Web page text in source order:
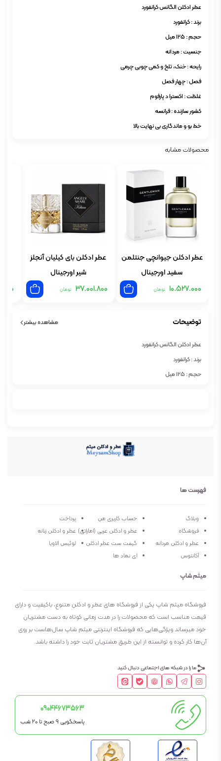
عطر ادکلن الگانس کرانفورد
برند : کرانفورد
حجم : 125 میل
جنسیت : مردانه
رایحه : خنک، تلخ و کمی چوبی چرمی
فصل : چهار فصل
غلظت : اکسترا د پارفوم
کشور سازنده : فرانسه
خط بو و ماندگاری بی نهایت بالا
محصولات مشابه
عطر ادکلن جیوانچی جنتلمن
سفید اورجینال
10.527.000 تومان
عطر ادکلن بای کیلیان آنجلز
شیر اورجینال
37.001.800 تومان
توضیحات مشاهده بیشتر
عطر ادکلن الگانس کرانفورد
برند : کرانفورد
حجم : 125 میل
فهرست ها
وبلاگ حساب کاربری من
پرداخت
فروشگاه
عطر و ادکلن عربی (اماراتی) عطر و ادکلن زنانه
عطر و ادکلن مردانه
گیفت ست عطر ادکلن
لوئیس الاویا
آکانتوس
ای نماد ها
میثم شاپ
فروشگاه میثم شاپ یکی از فروشگاه های عطر و ادکلن متنوع، باکیفیت و دارای
قیمت مناسب است که محصولات را در مدت زمانی کوتاه به دست مشتریان
خود میرساند ویژگی‌هایی که فروشگاه اینترنتی میثم شاپ سال‌هاست بر روی
آن‌ها کار کرده و توانسته از این طریق مشتریان ثابت خود را داشته باشد.
ما را در شبکه های اجتماعی دنبال کنید
09044673563
پاسخگویی 9 صبح تا 20 شب